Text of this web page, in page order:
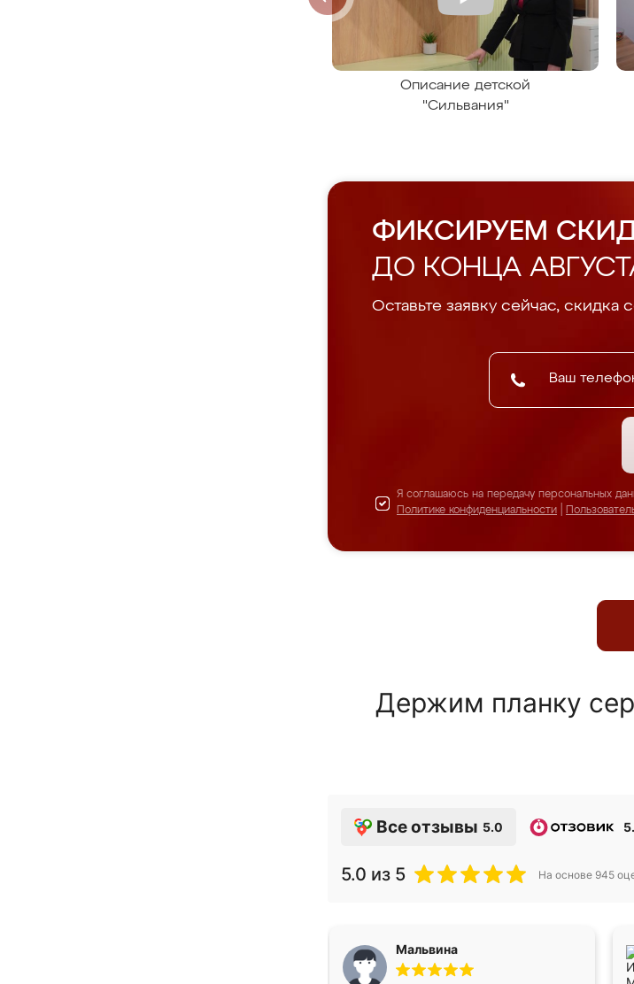
Описание детской
"Сильвания"
ФИКСИРУЕМ
ДО КОНЦА
Оставьте заявку сейчас, скидка
Я соглашаюсь на передачу персональных
Политике конфиденциальности
Держим планку
Все отзывы 5.0
5.0 из 5 На основе 945
Мальвина